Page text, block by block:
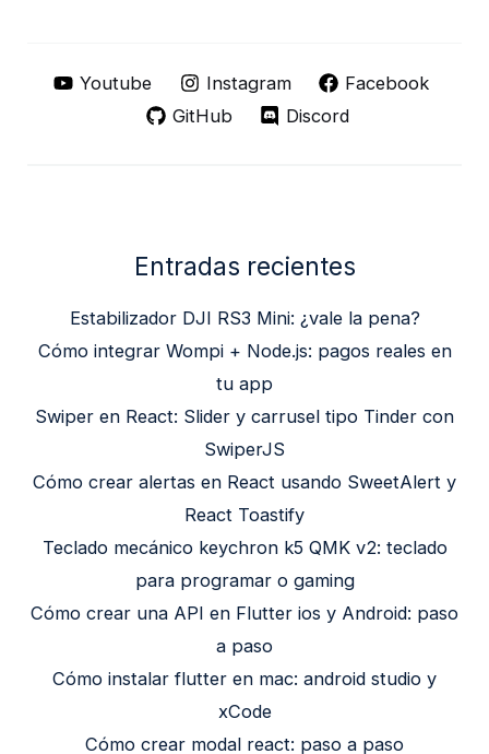
Youtube Instagram
Facebook
GitHub
Discord
Entradas recientes
Estabilizador DJI RS3 Mini: ¿vale la pena?
Cómo integrar Wompi + Node.js: pagos reales en
tu app
Swiper en React: Slider y carrusel tipo Tinder con
SwiperJS
Cómo crear alertas en React usando SweetAlert y
React Toastify
Teclado mecánico keychron k5 QMK v2: teclado
para programar o gaming
Cómo crear una API en Flutter ios y Android: paso
a paso
Cómo instalar flutter en mac: android studio y
xCode
Cómo crear modal react: paso a paso